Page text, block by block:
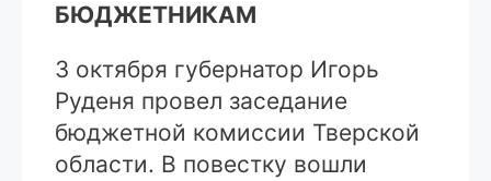
БЮДЖЕТНИКАМ
3 октября губернатор Игорь
Руденя провел заседание
бюджетной комиссии Тверской
области. В повестку вошли